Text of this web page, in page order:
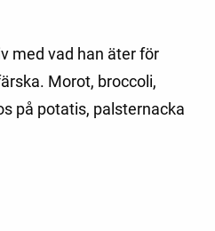
med vad han äter för
Morot, broccoli,
på potatis, palsternacka